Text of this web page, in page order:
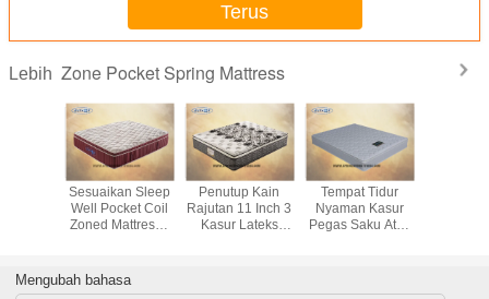
Terus
Lebih Zone Pocket Spring Mattress
Sesuaikan Sleep
Well Pocket Coil
Zoned Mattress /
Penutup Kain
Rajutan 11 Inch 3
Kasur Lateks
Belakang
Tempat Tidur
Nyaman Kasur
Pegas Saku Atas
Mengubah bahasa